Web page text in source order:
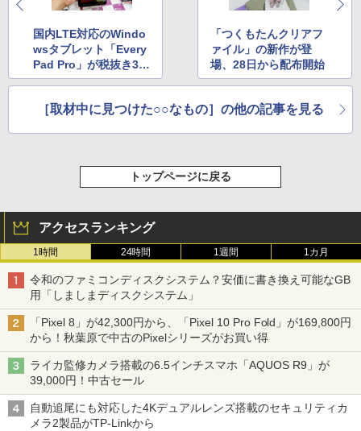
国内LTE対応のWindo
wsタブレット「Every
Pad Pro」が税抜き39,
800円に
「つくもたんクリアフ
ァイル」の新作が登
場、28日から配布開始
［取材中に見つけた○○なもの］の他の記事を見る
トップページに戻る
アクセスランキング
1時間 24時間 1週間 1カ月
令和のファミコンディスクシステム？安価に書き換え可能なGB
用「しましまディスクシステム」
「Pixel 8」が42,300円から、「Pixel 10 Pro Fold」が169,800円
から！秋葉原で中古のPixelシリーズがお買い得
ライカ監修カメラ搭載の6.5インチスマホ「AQUOS R9」が
39,000円！中古セール
自動追尾にも対応した4Kデュアルレンズ搭載のセキュリティカ
メラ2製品がTP-Linkから